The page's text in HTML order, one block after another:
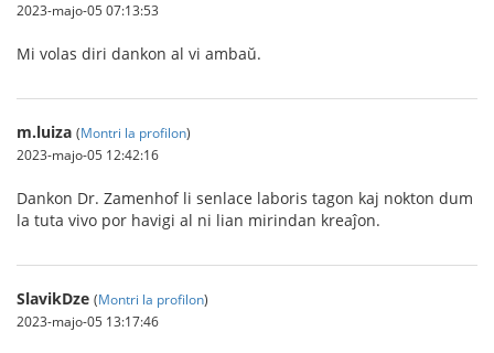
2023-majo-05 07:13:53
Mi volas diri dankon al vi ambaŭ.
m.luiza (Montri la profilon)
2023-majo-05 12:42:16
Dankon Dr. Zamenhof li senlace laboris tagon kaj nokton dum
la tuta vivo por havigi al ni lian mirindan kreaĵon.
SlavikDze (Montri la profilon)
2023-majo-05 13:17:46